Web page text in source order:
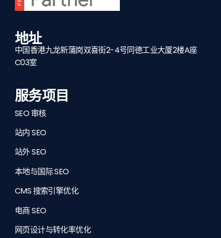
地址
中国香港九龙新蒲岗双喜街2-4号同德工业大厦2楼A座
C03室
服务项目
SEO 审核
站内 SEO
站外 SEO
本地与国际 SEO
CMS 搜索引擎优化
电商 SEO
网页设计与转化率优化